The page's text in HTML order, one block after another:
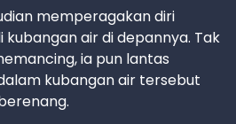
memperagakan diri
air di depannya. Tak
ia pun lantas
kubangan air tersebut